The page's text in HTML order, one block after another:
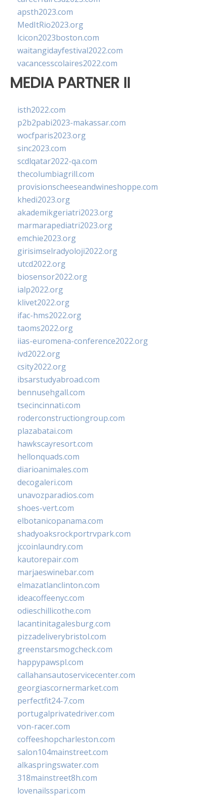
apsth2023.com
MedItRio2023.org
lcicon2023boston.com
waitangidayfestival2022.com
vacancesscolaires2022.com
MEDIA PARTNER II
isth2022.com
p2b2pabi2023-makassar.com
wocfparis2023.org
sinc2023.com
scdlqatar2022-qa.com
thecolumbiagrill.com
provisionscheeseandwineshoppe.com
khedi2023.org
akademikgeriatri2023.org
marmarapediatri2023.org
emchie2023.org
girisimselradyoloji2022.org
utcd2022.org
biosensor2022.org
ialp2022.org
klivet2022.org
ifac-hms2022.org
taoms2022.org
iias-euromena-conference2022.org
ivd2022.org
csity2022.org
ibsarstudyabroad.com
bennusehgall.com
tsecincinnati.com
roderconstructiongroup.com
plazabatai.com
hawkscayresort.com
hellonquads.com
diarioanimales.com
decogaleri.com
unavozparadios.com
shoes-vert.com
elbotanicopanama.com
shadyoaksrockportrvpark.com
jccoinlaundry.com
kautorepair.com
marjaeswinebar.com
elmazatlanclinton.com
ideacoffeenyc.com
odieschillicothe.com
lacantinitagalesburg.com
pizzadeliverybristol.com
greenstarsmogcheck.com
happypawspl.com
callahansautoservicecenter.com
georgiascornermarket.com
perfectfit24-7.com
portugalprivatedriver.com
von-racer.com
coffeeshopcharleston.com
salon104mainstreet.com
alkaspringswater.com
318mainstreet8h.com
lovenailsspari.com